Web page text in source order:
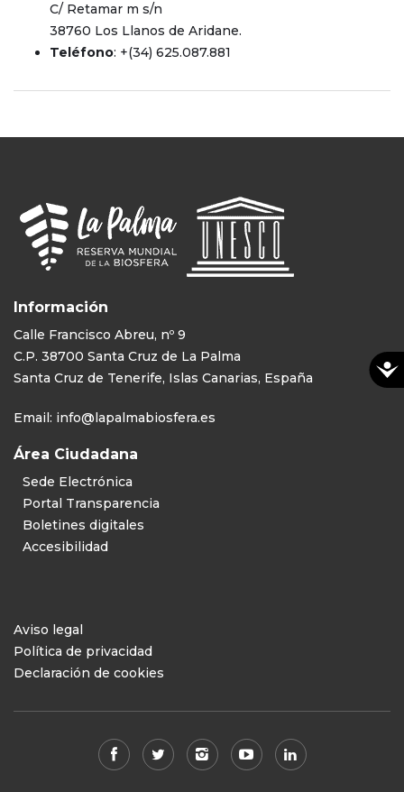
C/ Retamar m s/n
38760 Los Llanos de Aridane.
Teléfono: +(34) 625.087.881
Información
Calle Francisco Abreu, nº 9
C.P. 38700 Santa Cruz de La Palma
Santa Cruz de Tenerife, Islas Canarias, España
Email: info@lapalmabiosfera.es
Área Ciudadana
Sede Electrónica
Portal Transparencia
Boletines digitales
Accesibilidad
Aviso legal
Política de privacidad
Declaración de cookies